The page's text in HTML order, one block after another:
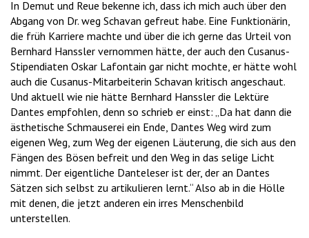
In Demut und Reue bekenne ich, dass ich mich auch über den
Abgang von Dr. weg Schavan gefreut habe. Eine Funktionärin,
die früh Karriere machte und über die ich gerne das Urteil von
Bernhard Hanssler vernommen hätte, der auch den Cusanus-
Stipendiaten Oskar Lafontain gar nicht mochte, er hätte wohl
auch die Cusanus-Mitarbeiterin Schavan kritisch angeschaut.
Und aktuell wie nie hätte Bernhard Hanssler die Lektüre
Dantes empfohlen, denn so schrieb er einst: „Da hat dann die
ästhetische Schmauserei ein Ende, Dantes Weg wird zum
eigenen Weg, zum Weg der eigenen Läuterung, die sich aus den
Fängen des Bösen befreit und den Weg in das selige Licht
nimmt. Der eigentliche Danteleser ist der, der an Dantes
Sätzen sich selbst zu artikulieren lernt.“ Also ab in die Hölle
mit denen, die jetzt anderen ein irres Menschenbild
unterstellen.